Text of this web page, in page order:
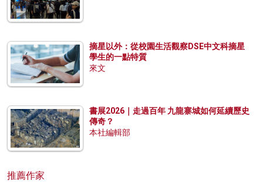
摘星以外：從校園生活觀察DSE中文科摘星
學生的一點特質
來文
書展2026｜走過百年 九龍寨城如何延續歷史
傳奇？
本社編輯部
推薦作家